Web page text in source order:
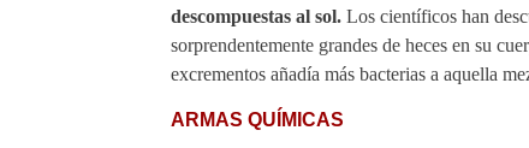
descompuestas al sol. Los científicos han
sorprendentemente grandes de heces en su
excrementos añadía más bacterias a aquella
ARMAS QUÍMICAS